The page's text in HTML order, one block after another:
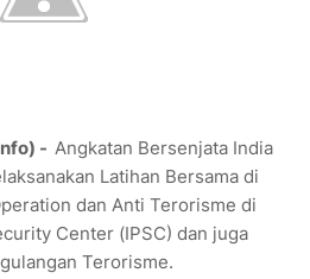
- Angkatan Bersenjata India
Latihan Bersama di
dan Anti Terorisme di
Center (IPSC) dan juga
Terorisme.